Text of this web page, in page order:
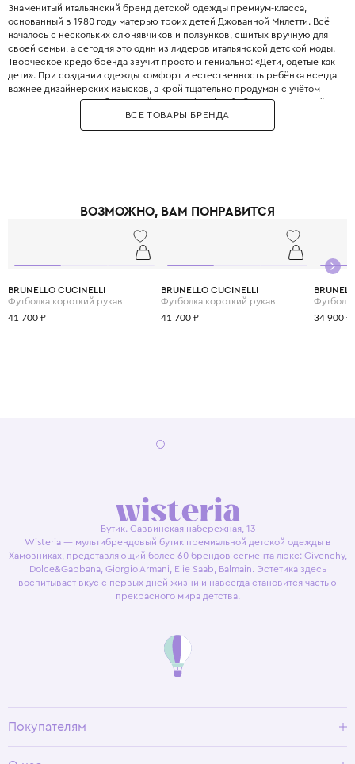
Знаменитый итальянский бренд детской одежды премиум-класса,
основанный в 1980 году матерью троих детей Джованной Милетти. Всё
началось с нескольких слюнявчиков и ползунков, сшитых вручную для
своей семьи, а сегодня это один из лидеров итальянской детской моды.
Творческое кредо бренда звучит просто и гениально: «Дети, одетые как
дети». При создании одежды комфорт и естественность ребёнка всегда
важнее дизайнерских изысков, а крой тщательно продуман с учётом
всех возрастных особенностей. Философия Il Gufo базируется на трёх
китах: качество материалов, продуманность деталей и эксклюзивность,
что сделало бренд эталоном качества. Для пошива одежды
которые ценят настоящее итальянское качество и хотят,, чтобы ребёнок
ВСЕ ТОВАРЫ БРЕНДА
ВОЗМОЖНО, ВАМ ПОНРАВИТСЯ
BRUNELLO CUCINELLI
Футболка короткий рукав
41 700 ₽
BRUNELLO CUCINELLI
Футболка короткий рукав
41 700 ₽ 34 900 ₽
Бутик. Саввинская набережная, 13
Wisteria — мультибрендовый бутик премиальной детской одежды в
Хамовниках, представляющий более 60 брендов сегмента люкс: Givenchy,
Dolce&Gabbana, Giorgio Armani, Elie Saab, Balmain. Эстетика здесь
воспитывает вкус с первых дней жизни и навсегда становится частью
прекрасного мира детства.
Покупателям